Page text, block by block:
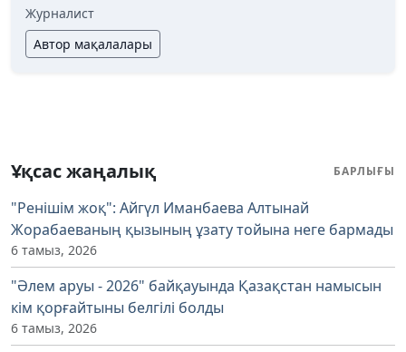
Журналист
Автор мақалалары
Ұқсас жаңалық БАРЛЫҒЫ
"Ренішім жоқ": Айгүл Иманбаева Алтынай
Жорабаеваның қызының ұзату тойына неге бармады
6 тамыз, 2026
"Әлем аруы - 2026" байқауында Қазақстан намысын
кім қорғайтыны белгілі болды
6 тамыз, 2026